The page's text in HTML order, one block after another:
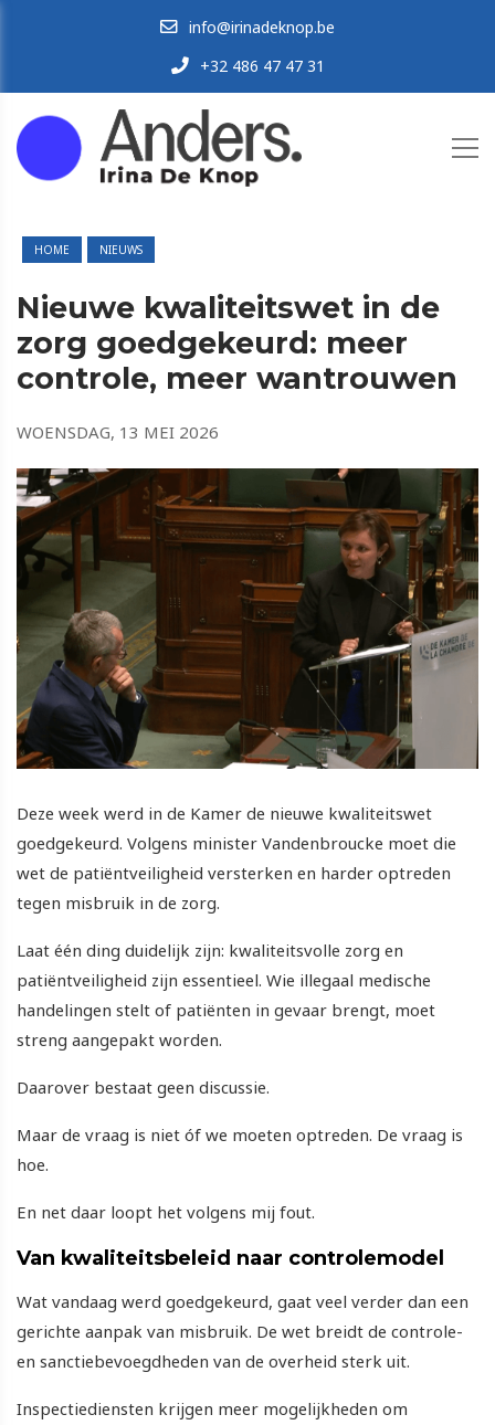
info@irinadeknop.be
+32 486 47 47 31
HOME NIEUWS
Nieuwe kwaliteitswet in de
zorg goedgekeurd: meer
controle, meer wantrouwen
WOENSDAG, 13 MEI 2026
Deze week werd in de Kamer de nieuwe kwaliteitswet
goedgekeurd. Volgens minister Vandenbroucke moet die
wet de patiëntveiligheid versterken en harder optreden
tegen misbruik in de zorg.
Laat één ding duidelijk zijn: kwaliteitsvolle zorg en
patiëntveiligheid zijn essentieel. Wie illegaal medische
handelingen stelt of patiënten in gevaar brengt, moet
streng aangepakt worden.
Daarover bestaat geen discussie.
Maar de vraag is niet óf we moeten optreden. De vraag is
hoe.
En net daar loopt het volgens mij fout.
Van kwaliteitsbeleid naar controlemodel
Wat vandaag werd goedgekeurd, gaat veel verder dan een
gerichte aanpak van misbruik. De wet breidt de controle-
en sanctiebevoegdheden van de overheid sterk uit.
Inspectiediensten krijgen meer mogelijkheden om